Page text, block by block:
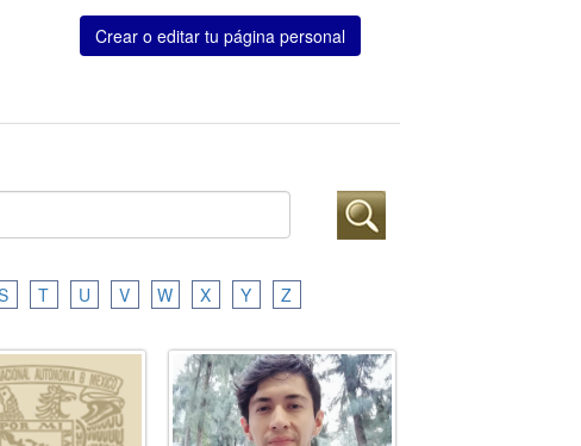
Crear o editar tu página personal
T U V W X Y Z